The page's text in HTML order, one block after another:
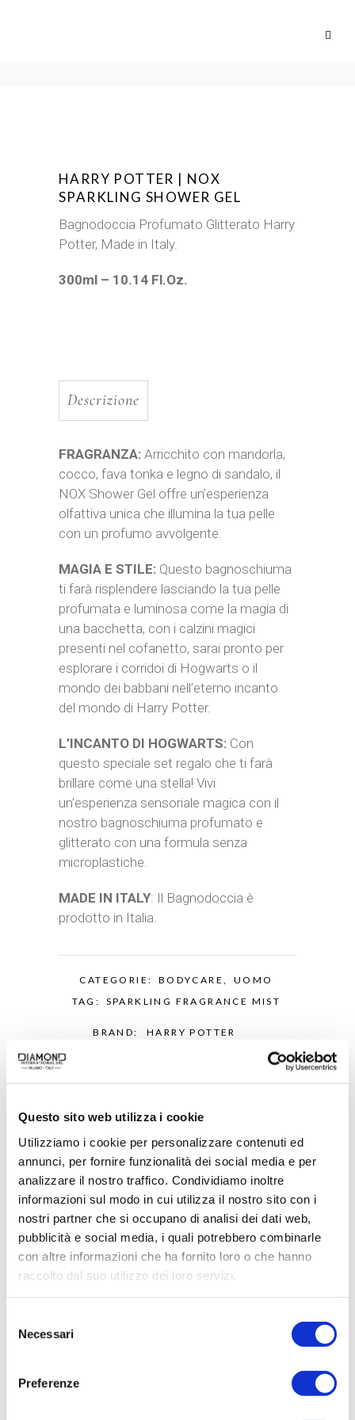
Questo sito web utilizza i cookie
Utilizziamo i cookie per personalizzare contenuti ed
annunci, per fornire funzionalità dei social media e per
analizzare il nostro traffico. Condividiamo inoltre
informazioni sul modo in cui utilizza il nostro sito con i
nostri partner che si occupano di analisi dei dati web,
pubblicità e social media, i quali potrebbero combinarle
con altre informazioni che ha fornito loro o che hanno
raccolto dal suo utilizzo dei loro servizi.
delNecessari
Preferenze
HARRY POTTER | NOX
SPARKLING SHOWER GEL
Bagnodoccia Profumato Glitterato Harry
Potter, Made in Italy.
300ml – 10.14 Fl.Oz.
Descrizione
FRAGRANZA: Arricchito con mandorla,
cocco, fava tonka e legno di sandalo, il
NOX Shower Gel offre un’esperienza
olfattiva unica che illumina la tua pelle
con un profumo avvolgente.
MAGIA E STILE: Questo bagnoschiuma
ti farà risplendere lasciando la tua pelle
profumata e luminosa come la magia di
una bacchetta, con i calzini magici
presenti nel cofanetto, sarai pronto per
esplorare i corridoi di Hogwarts o il
mondo dei babbani nell’eterno incanto
del mondo di Harry Potter.
L’INCANTO DI HOGWARTS: Con
questo speciale set regalo che ti farà
brillare come una stella! Vivi
un’esperienza sensoriale magica con il
nostro bagnoschiuma profumato e
glitterato con una formula senza
microplastiche.
MADE IN ITALY: Il Bagnodoccia è
prodotto in Italia.
CATEGORIE: BODYCARE,
UOMO
TAG:
SPARKLING FRAGRANCE MIST
BRAND: HARRY POTTER
Related products
BELLAGIO | SHOWER GEL